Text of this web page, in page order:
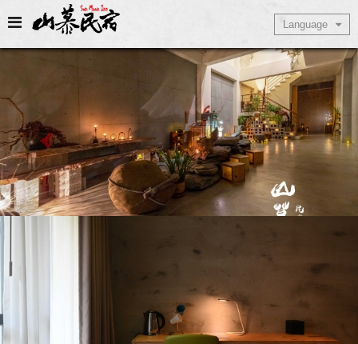
Language
Select Language